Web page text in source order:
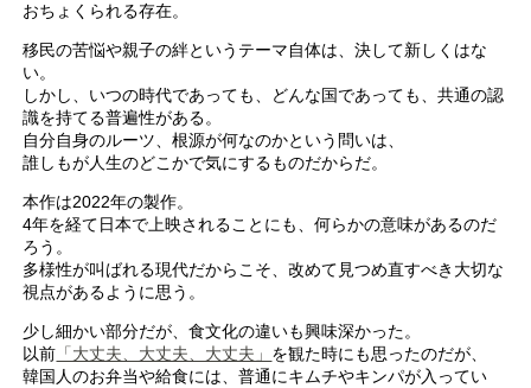
おちょくられる存在。
移民の苦悩や親子の絆というテーマ自体は、決して新しくはな
い。
しかし、いつの時代であっても、どんな国であっても、共通の認
識を持てる普遍性がある。
自分自身のルーツ、根源が何なのかという問いは、
誰しもが人生のどこかで気にするものだからだ。
本作は2022年の製作。
4年を経て日本で上映されることにも、何らかの意味があるのだ
ろう。
多様性が叫ばれる現代だからこそ、改めて見つめ直すべき大切な
視点があるように思う。
少し細かい部分だが、食文化の違いも興味深かった。
以前 「大丈夫、大丈夫、大丈夫」 を観た時にも思ったのだが、
韓国人のお弁当や給食には、普通にキムチやキンパが入ってい